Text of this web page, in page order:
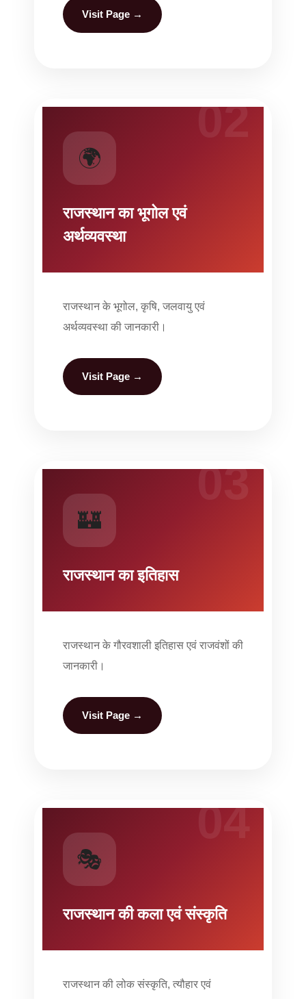
Visit Page →
02
🌍
राजस्थान का भूगोल एवं
अर्थव्यवस्था
राजस्थान के भूगोल, कृषि, जलवायु एवं
अर्थव्यवस्था की जानकारी।
Visit Page →
03
🏰
राजस्थान का इतिहास
राजस्थान के गौरवशाली इतिहास एवं राजवंशों की
जानकारी।
Visit Page →
04
🎭
राजस्थान की कला एवं संस्कृति
राजस्थान की लोक संस्कृति, त्यौहार एवं